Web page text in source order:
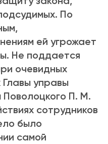
По
ей угрожает
Не поддается
очевидных
Главы управы
Поволоцкого П. М.
сотрудников
было
самой